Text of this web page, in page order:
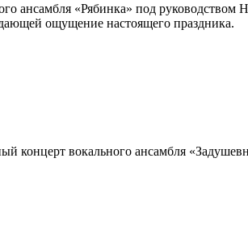
ансамбля «Рябинка» под
ощущение настоящего праздника.
концерт вокального ансамбля